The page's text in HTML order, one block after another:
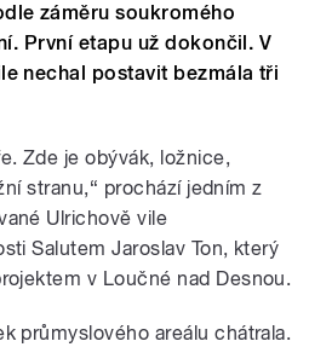
záměru soukromého
První etapu už dokončil. V
nechal postavit bezmála tři
Zde je obývák, ložnice,
stranu,“ prochází jedním z
Ulrichově vile
Salutem Jaroslav Ton, který
v Loučné nad Desnou.
průmyslového areálu chátrala.